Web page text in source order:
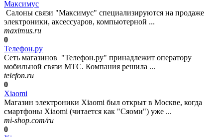
Максимус
Салоны связи "Максимус" специализируются на продаже
электроники, аксессуаров, компьютерной ...
maximus.ru
0
Телефон.ру
Сеть магазинов "Телефон.ру" принадлежит оператору
мобильной связи МТС. Компания решила ...
telefon.ru
0
Xiaomi
Магазин электроники Xiaomi был открыт в Москве, когда
смартфоны Xiaomi (читается как "Сяоми") уже ...
mi-shop.com/ru
0